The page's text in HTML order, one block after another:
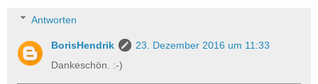
Antworten
BorisHendrik
23. Dezember 2016 um 11:33
Dankeschön. :-)